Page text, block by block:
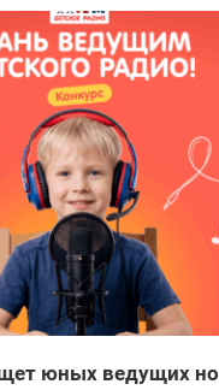
юных ведущих